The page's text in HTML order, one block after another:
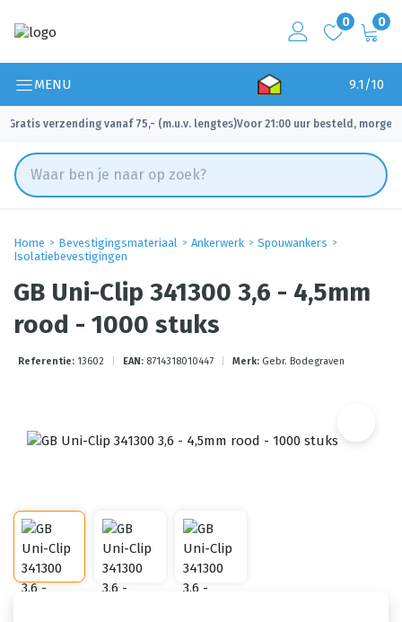
0 0
MENU 9.1/10
Gratis verzending vanaf 75,- (m.u.v. lengtes)
✓ Voor 21:00 uur besteld, morgen
Home Bevestigingsmateriaal Ankerwerk
Spouwankers
Isolatiebevestigingen
GB Uni-Clip 341300 3,6 - 4,5mm
rood - 1000 stuks
Referentie: 13602 EAN: 8714318010447 Merk: Gebr. Bodegraven